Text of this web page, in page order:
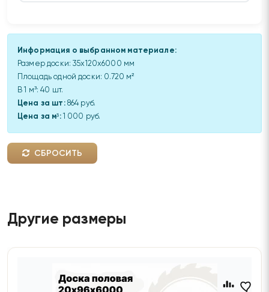
Информация о выбранном материале:
Размер доски:35x120x6000 мм
Площадь одной доски: 0.720 м²
В 1 м³:40 шт.
Цена за шт:864 руб.
Цена за м³:1 000 руб.
СБРОСИТЬ
Другие размеры